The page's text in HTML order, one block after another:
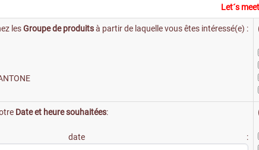
Let´s
lesGroupe de produitsà partir de laquelle vous êtes intéressé(e) :
Date et heure souhaitées:
date :